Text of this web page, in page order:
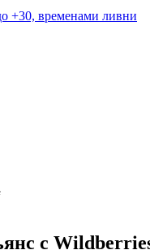
+30, временами ливни
с